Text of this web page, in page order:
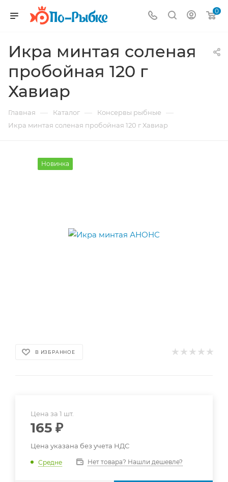
0
Икра минтая соленая
пробойная 120 г
Хавиар
Главная — Каталог — Консервы рыбные —
Икра минтая соленая пробойная 120 г Хавиар
Новинка
В ИЗБРАННОЕ
Цена за 1 шт.
165 ₽
Цена указана без учета НДС
Средне Нет товара? Нашли дешевле?